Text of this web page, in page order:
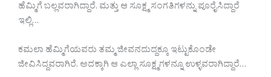
ಹೆಮ್ಮಿಗೆ ಬಲ್ಲವರಾಗಿದ್ದಾರೆ. ಮತ್ತು ಆ ಸೂಕ್ಷ್ಮ ಸಂಗತಿಗಳನ್ನು ಪೂರೈಸಿದ್ದಾರೆ
ಇಲ್ಲಿ…
ಕಮಲಾ ಹೆಮ್ಮಿಗೆಯವರು ತಮ್ಮ ಜೀವನದುದ್ದಕ್ಕೂ ಇಟ್ಟುಕೊಂಡೇ
ಜೀವಿಸಿದ್ದವರಾಗಿರೆ. ಅದಕ್ಕಾಗಿ ಆ ಎಲ್ಲಾ ಸೂಕ್ಷ್ಮಗಳನ್ನೂ ಉಳ್ಳವರಾಗಿದ್ದಾರೆ…